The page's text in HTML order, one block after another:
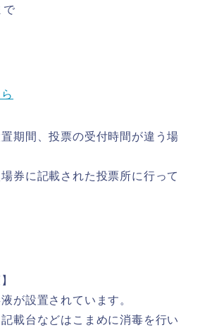
で
期間、投票の受付時間が違う場
券に記載された投票所に行って
が設置されています。
載台などはこまめに消毒を行い